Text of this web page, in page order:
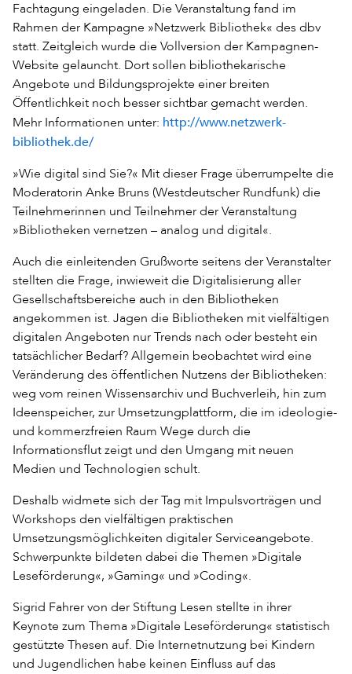
Fachtagung eingeladen. Die Veranstaltung fand im
Rahmen der Kampagne »Netzwerk Bibliothek« des dbv
statt. Zeitgleich wurde die Vollversion der Kampagnen-
Website gelauncht. Dort sollen bibliothekarische
Angebote und Bildungsprojekte einer breiten
Öffentlichkeit noch besser sichtbar gemacht werden.
Mehr Informationen unter: http://www.netzwerk-
bibliothek.de/
»Wie digital sind Sie?« Mit dieser Frage überrumpelte die
Moderatorin Anke Bruns (Westdeutscher Rundfunk) die
Teilnehmerinnen und Teilnehmer der Veranstaltung
»Bibliotheken vernetzen – analog und digital«.
Auch die einleitenden Grußworte seitens der Veranstalter
stellten die Frage, inwieweit die Digitalisierung aller
Gesellschaftsbereiche auch in den Bibliotheken
angekommen ist. Jagen die Bibliotheken mit vielfältigen
digitalen Angeboten nur Trends nach oder besteht ein
tatsächlicher Bedarf? Allgemein beobachtet wird eine
Veränderung des öffentlichen Nutzens der Bibliotheken:
weg vom reinen Wissensarchiv und Buchverleih, hin zum
Ideenspeicher, zur Umsetzungplattform, die im ideologie-
und kommerzfreien Raum Wege durch die
Informationsflut zeigt und den Umgang mit neuen
Medien und Technologien schult.
Deshalb widmete sich der Tag mit Impulsvorträgen und
Workshops den vielfältigen praktischen
Umsetzungsmöglichkeiten digitaler Serviceangebote.
Schwerpunkte bildeten dabei die Themen »Digitale
Leseförderung«, »Gaming« und »Coding«.
Sigrid Fahrer von der Stiftung Lesen stellte in ihrer
Keynote zum Thema »Digitale Leseförderung« statistisch
gestützte Thesen auf. Die Internetnutzung bei Kindern
und Jugendlichen habe keinen Einfluss auf das